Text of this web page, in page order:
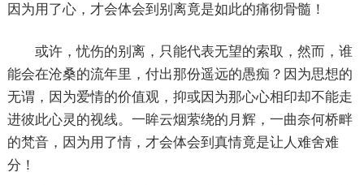
因为用了心，才会体会到别离竟是如此的痛彻骨髓！
或许，忧伤的别离，只能代表无望的索取，然而，谁
能会在沧桑的流年里，付出那份遥远的愚痴？因为思想的
无谓，因为爱情的价值观，抑或因为那心心相印却不能走
进彼此心灵的视线。一眸云烟萦绕的月辉，一曲奈何桥畔
的梵音，因为用了情，才会体会到真情竟是让人难舍难
分！